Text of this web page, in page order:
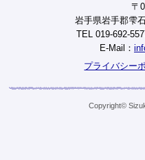
〒
岩手県岩手郡雫
TEL 019-692-
E-Mail：
プライバシー
Copyright©